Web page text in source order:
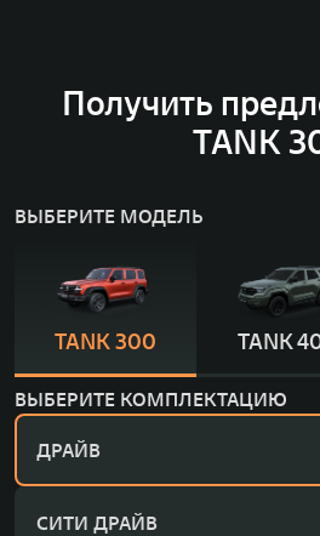
Получить
TANK
ВЫБЕРИТЕ МОДЕЛЬ
TANK 300 TANK
ВЫБЕРИТЕ КОМПЛЕКТАЦИЮ
ДРАЙВ
СИТИ ДРАЙВ